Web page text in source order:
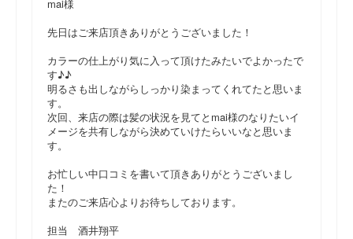
mai様
先日はご来店頂きありがとうございました！
カラーの仕上がり気に入って頂けたみたいでよかったで
す♪♪
明るさも出しながらしっかり染まってくれてたと思いま
す。
次回、来店の際は髪の状況を見てとmai様のなりたいイ
メージを共有しながら決めていけたらいいなと思いま
す。
お忙しい中口コミを書いて頂きありがとうございまし
た！
またのご来店心よりお待ちしております。
担当 酒井翔平